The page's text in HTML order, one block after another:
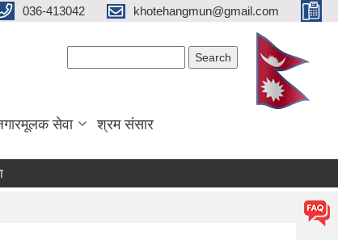
036-413042 khotehangmun@gmail.com
सेवा श्रम संसार